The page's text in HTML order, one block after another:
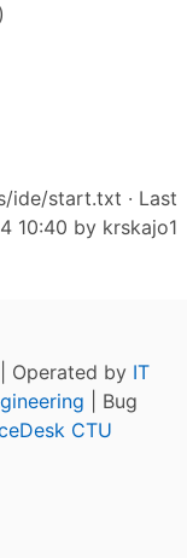
ide/start.txt · Last
10:40 by krskajo1
Operated by IT
| Bug
CTU